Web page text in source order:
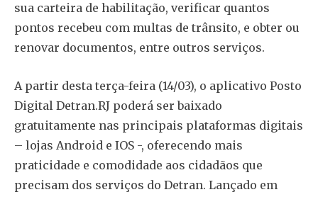
sua carteira de habilitação, verificar quantos
pontos recebeu com multas de trânsito, e obter ou
renovar documentos, entre outros serviços.
A partir desta terça-feira (14/03), o aplicativo Posto
Digital Detran.RJ poderá ser baixado
gratuitamente nas principais plataformas digitais
– lojas Android e IOS -, oferecendo mais
praticidade e comodidade aos cidadãos que
precisam dos serviços do Detran. Lançado em